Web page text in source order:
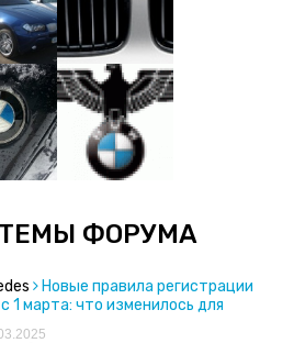
ФОРУМА
Новые правила регистрации
1 марта: что изменилось для